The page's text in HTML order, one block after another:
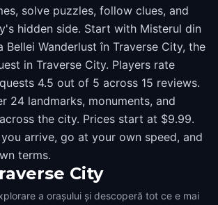
solve puzzles, follow clues, and
hidden side. Start with Misterul din
Bellei Wanderlust în Traverse City, the
in Traverse City. Players rate
4.5 out of 5 across 15 reviews.
24 landmarks, monuments, and
the city. Prices start at $9.99.
arrive, go at your own speed, and
terms.
City
a orașului și descoperă tot ce e mai